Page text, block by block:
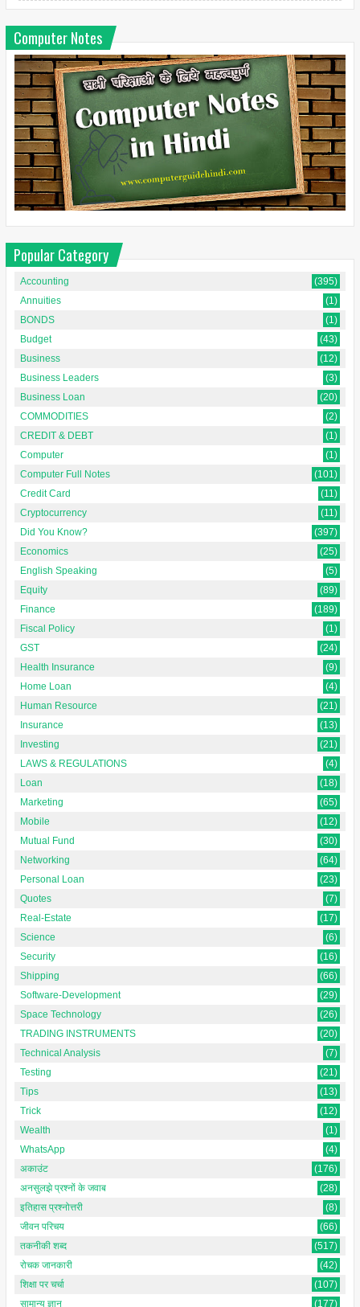
Computer Notes
Popular Category
Accounting
(395)
Annuities
(1)
BONDS
(1)
Budget
(43)
Business
(12)
Business Leaders
(3)
Business Loan
(20)
COMMODITIES
(2)
CREDIT & DEBT
(1)
Computer
(1)
Computer Full Notes
(101)
Credit Card
(11)
Cryptocurrency
(11)
Did You Know?
(397)
Economics
(25)
English Speaking
(5)
Equity
(89)
Finance
(189)
Fiscal Policy
(1)
GST
(24)
Health Insurance
(9)
Home Loan
(4)
Human Resource
(21)
Insurance
(13)
Investing
(21)
LAWS & REGULATIONS
(4)
Loan
(18)
Marketing
(65)
Mobile
(12)
Mutual Fund
(30)
Networking
(64)
Personal Loan
(23)
Quotes
(7)
Real-Estate
(17)
Science
(6)
Security
(16)
Shipping
(66)
Software-Development
(29)
Space Technology
(26)
TRADING INSTRUMENTS
(20)
Technical Analysis
(7)
Testing
(21)
Tips
(13)
Trick
(12)
Wealth
(1)
WhatsApp
(4)
अकाउंट
(176)
अनसुलझे प्रश्नों के जवाब
(28)
इतिहास प्रश्नोत्तरी
(8)
जीवन परिचय
(66)
तकनीकी शब्द
(517)
रोचक जानकारी
(42)
शिक्षा पर चर्चा
(107)
सामान्य ज्ञान
(177)